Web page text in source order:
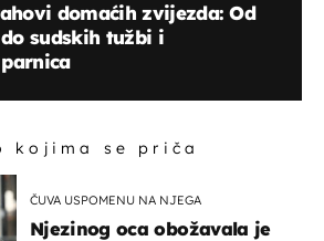
domaćih zvijezda: Od
sudskih tužbi i
kojima se priča
ČUVA USPOMENU NA NJEGA
Njezinog oca obožavala je